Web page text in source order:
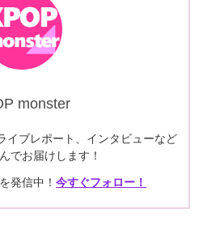
monster
イブレポート、インタビューなど
でお届けします！
発信中！ 今すぐフォロー！